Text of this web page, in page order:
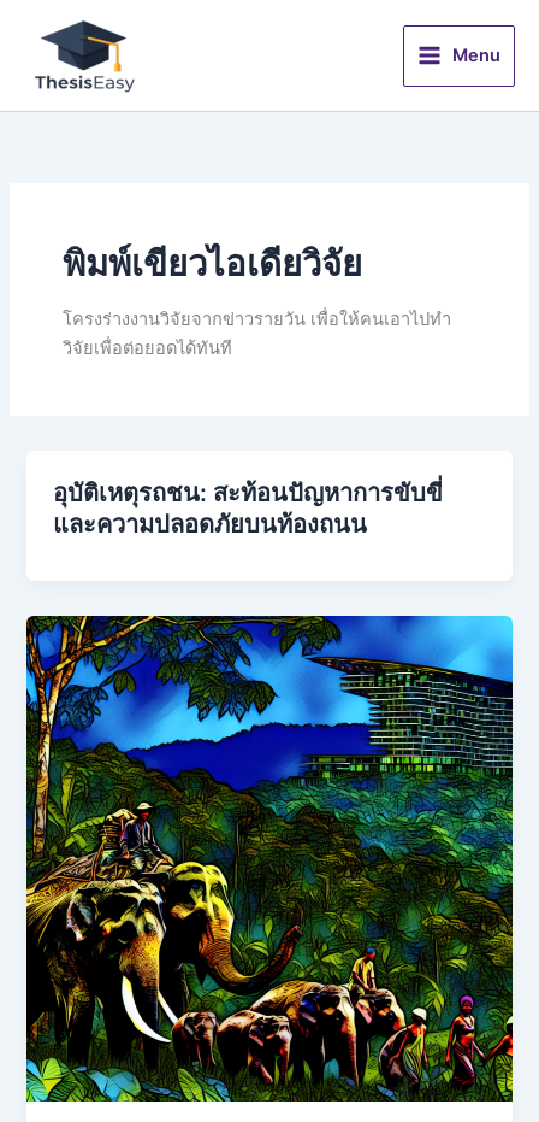
content
Menu
พิมพ์เขียวไอเดียวิจัย
โครงร่างงานวิจัยจากข่าวรายวัน เพื่อให้คนเอาไปทำ
วิจัยเพื่อต่อยอดได้ทันที
อุบัติเหตุรถชน: สะท้อนปัญหาการขับขี่
และความปลอดภัยบนท้องถนน